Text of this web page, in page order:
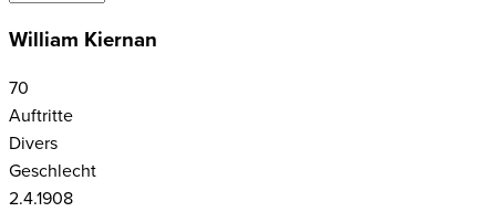
William Kiernan
70
Auftritte
Divers
Geschlecht
2.4.1908